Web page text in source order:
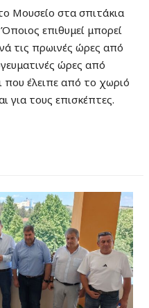
Μουσείο στα σπιτάκια
επιθυμεί μπορεί
τις πρωινές ώρες από
ώρες από
που έλειπε από το χωριό
για τους επισκέπτες.